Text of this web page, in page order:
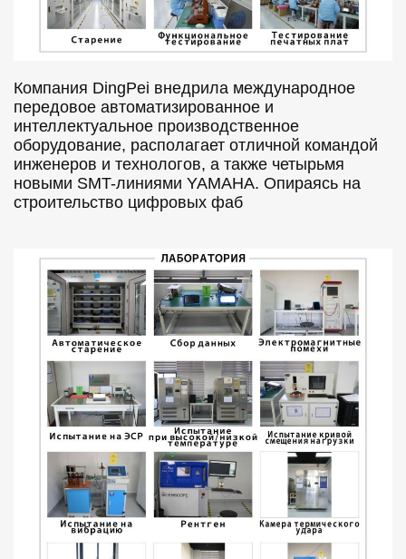
Компания DingPei внедрила международное
передовое автоматизированное и
интеллектуальное производственное
оборудование, располагает отличной командой
инженеров и технологов, а также четырьмя
новыми SMT-линиями YAMAHA. Опираясь на
строительство цифровых фаб